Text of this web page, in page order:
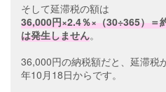
そして延滞税の額は
36,000円×2.4％×（30÷365）＝
は発生しません。
36,000円の納税額だと、延滞税
年10月18日からです。